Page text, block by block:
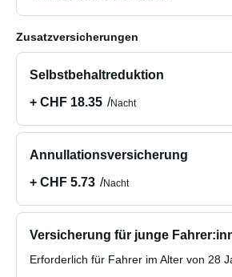
Zusatzversicherungen
Selbstbehaltreduktion
+ CHF 18.35
Nacht
Annullationsversicherung
+ CHF 5.73
Nacht
Versicherung für junge
Erforderlich für Fahrer im Alter von 28